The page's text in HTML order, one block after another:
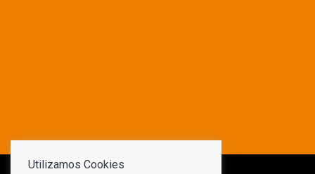
Utilizamos Cookies